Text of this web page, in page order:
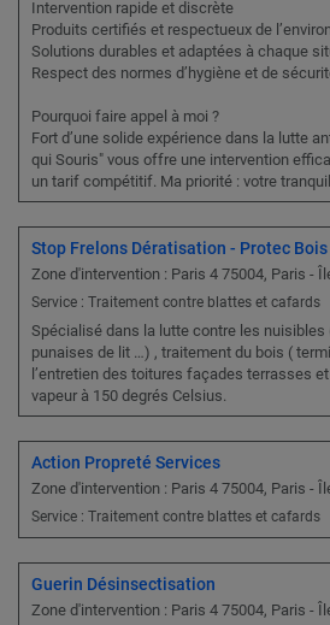
Intervention rapide et discrète
Produits certifiés et respectueux de
Solutions durables et adaptées à chaque
Respect des normes d’hygiène et de
Pourquoi faire appel à moi ?
Fort d’une solide expérience dans la lutte
qui Souris" vous offre une intervention
un tarif compétitif. Ma priorité : votre
Stop Frelons Dératisation - Protec Bois
Zone d'intervention : Paris 4 75004, Paris -
Service : Traitement contre blattes et cafards
Spécialisé dans la lutte contre les nuisibles
punaises de lit …) , traitement du bois (
l’entretien des toitures façades terrasses
vapeur à 150 degrés Celsius.
Action Propreté Services
Zone d'intervention : Paris 4 75004, Paris -
Service : Traitement contre blattes et cafards
Guerin Désinsectisation
Zone d'intervention : Paris 4 75004, Paris -